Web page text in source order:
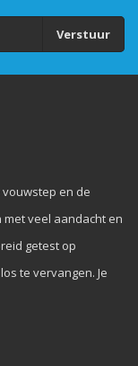
Verstuur
en de
met veel aandacht en
getest op
te vervangen. Je